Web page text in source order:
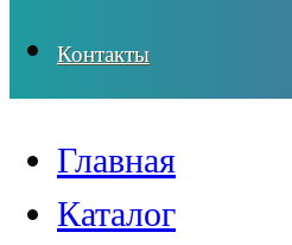
Контакты
Главная
Каталог